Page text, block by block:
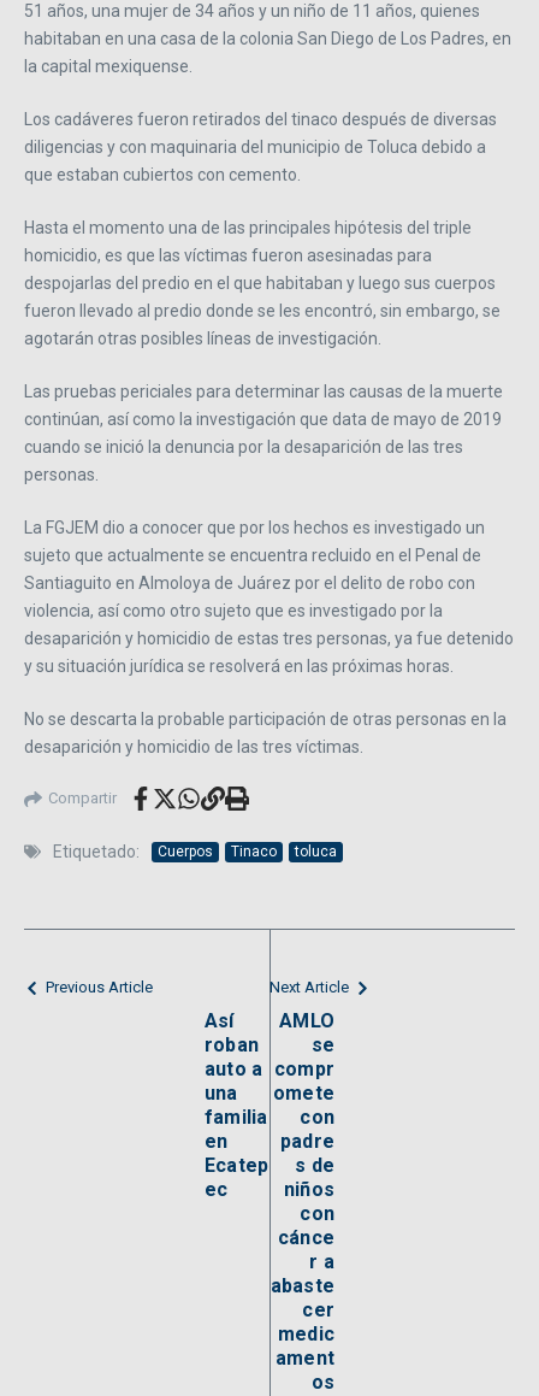
51 años, una mujer de 34 años y un niño de 11 años, quienes
habitaban en una casa de la colonia San Diego de Los Padres, en
la capital mexiquense.
Los cadáveres fueron retirados del tinaco después de diversas
diligencias y con maquinaria del municipio de Toluca debido a
que estaban cubiertos con cemento.
Hasta el momento una de las principales hipótesis del triple
homicidio, es que las víctimas fueron asesinadas para
despojarlas del predio en el que habitaban y luego sus cuerpos
fueron llevado al predio donde se les encontró, sin embargo, se
agotarán otras posibles líneas de investigación.
Las pruebas periciales para determinar las causas de la muerte
continúan, así como la investigación que data de mayo de 2019
cuando se inició la denuncia por la desaparición de las tres
personas.
La FGJEM dio a conocer que por los hechos es investigado un
sujeto que actualmente se encuentra recluido en el Penal de
Santiaguito en Almoloya de Juárez por el delito de robo con
violencia, así como otro sujeto que es investigado por la
desaparición y homicidio de estas tres personas, ya fue detenido
y su situación jurídica se resolverá en las próximas horas.
No se descarta la probable participación de otras personas en la
desaparición y homicidio de las tres víctimas.
Compartir
Etiquetado: Cuerpos Tinaco toluca
Previous Article
Así
roban
auto a
una
familia
en
Ecatep
ec
Next Article
AMLO
se
compr
omete
con
padre
s de
niños
con
cánce
r a
abaste
cer
medic
ament
os